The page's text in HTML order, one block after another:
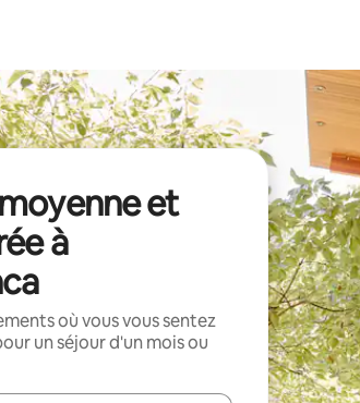
et
à
où vous vous sentez
un séjour d'un mois ou